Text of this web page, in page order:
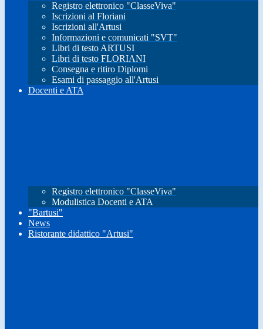
Registro elettronico "ClasseViva"
Iscrizioni al Floriani
Iscrizioni all'Artusi
Informazioni e comunicati "SVT"
Libri di testo ARTUSI
Libri di testo FLORIANI
Consegna e ritiro Diplomi
Esami di passaggio all'Artusi
Docenti e ATA
Registro elettronico "ClasseViva"
Modulistica Docenti e ATA
"Bartusi"
News
Ristorante didattico "Artusi"